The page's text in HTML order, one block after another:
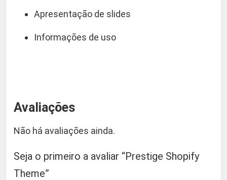
Apresentação de slides
Informações de uso
Avaliações
Não há avaliações ainda.
Seja o primeiro a avaliar “Prestige Shopify
Theme”